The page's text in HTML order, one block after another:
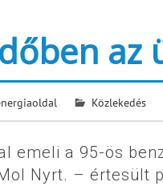
az
Közlekedés
emeli a 95-ös
Nyrt. – értesült